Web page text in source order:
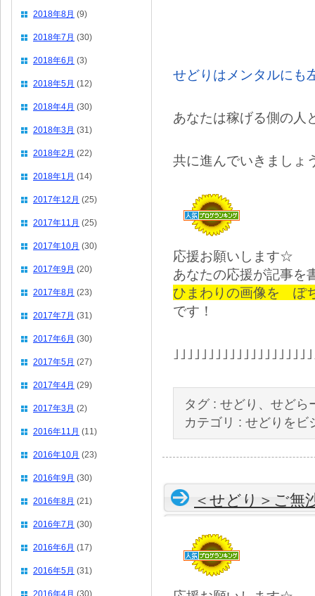
せどりはメンタルにも
あなたは稼げる側の人
共に進んでいきましょ
応援お願いします☆
あなたの応援が記事を
ひまわりの画像を ぽ
です！
｣｣｣｣｣｣｣｣｣｣｣｣｣｣｣｣｣｣
タグ : せどり、せどら
カテゴリ : せどりをビ
＜せどり＞ご無
2018年8月 (9)
2018年7月 (30)
2018年6月 (3)
2018年5月 (12)
2018年4月 (30)
2018年3月 (31)
2018年2月 (22)
2018年1月 (14)
2017年12月 (25)
2017年11月 (25)
2017年10月 (30)
2017年9月 (20)
2017年8月 (23)
2017年7月 (31)
2017年6月 (30)
2017年5月 (27)
2017年4月 (29)
2017年3月 (2)
2016年11月 (11)
2016年10月 (23)
2016年9月 (30)
2016年8月 (21)
2016年7月 (30)
2016年6月 (17)
2016年5月 (31)
2016年4月 (30)